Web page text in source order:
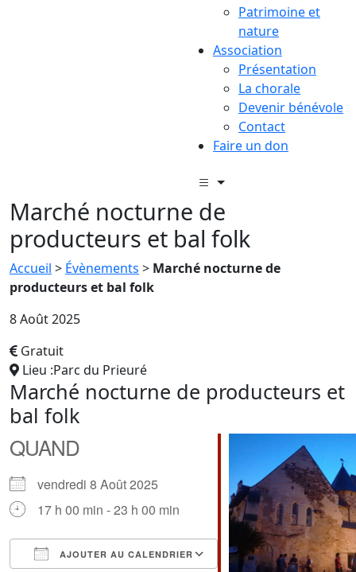
Patrimoine et
nature
Association
Présentation
La chorale
Devenir bénévole
Contact
Faire un don
Marché nocturne de
producteurs et bal folk
Accueil > Évènements > Marché nocturne de
producteurs et bal folk
8 Août 2025
Gratuit
Lieu :Parc du Prieuré
Marché nocturne de producteurs et
bal folk
QUAND
vendredi 8 Août 2025
17 h 00 min - 23 h 00 min
AJOUTER AU CALENDRIER